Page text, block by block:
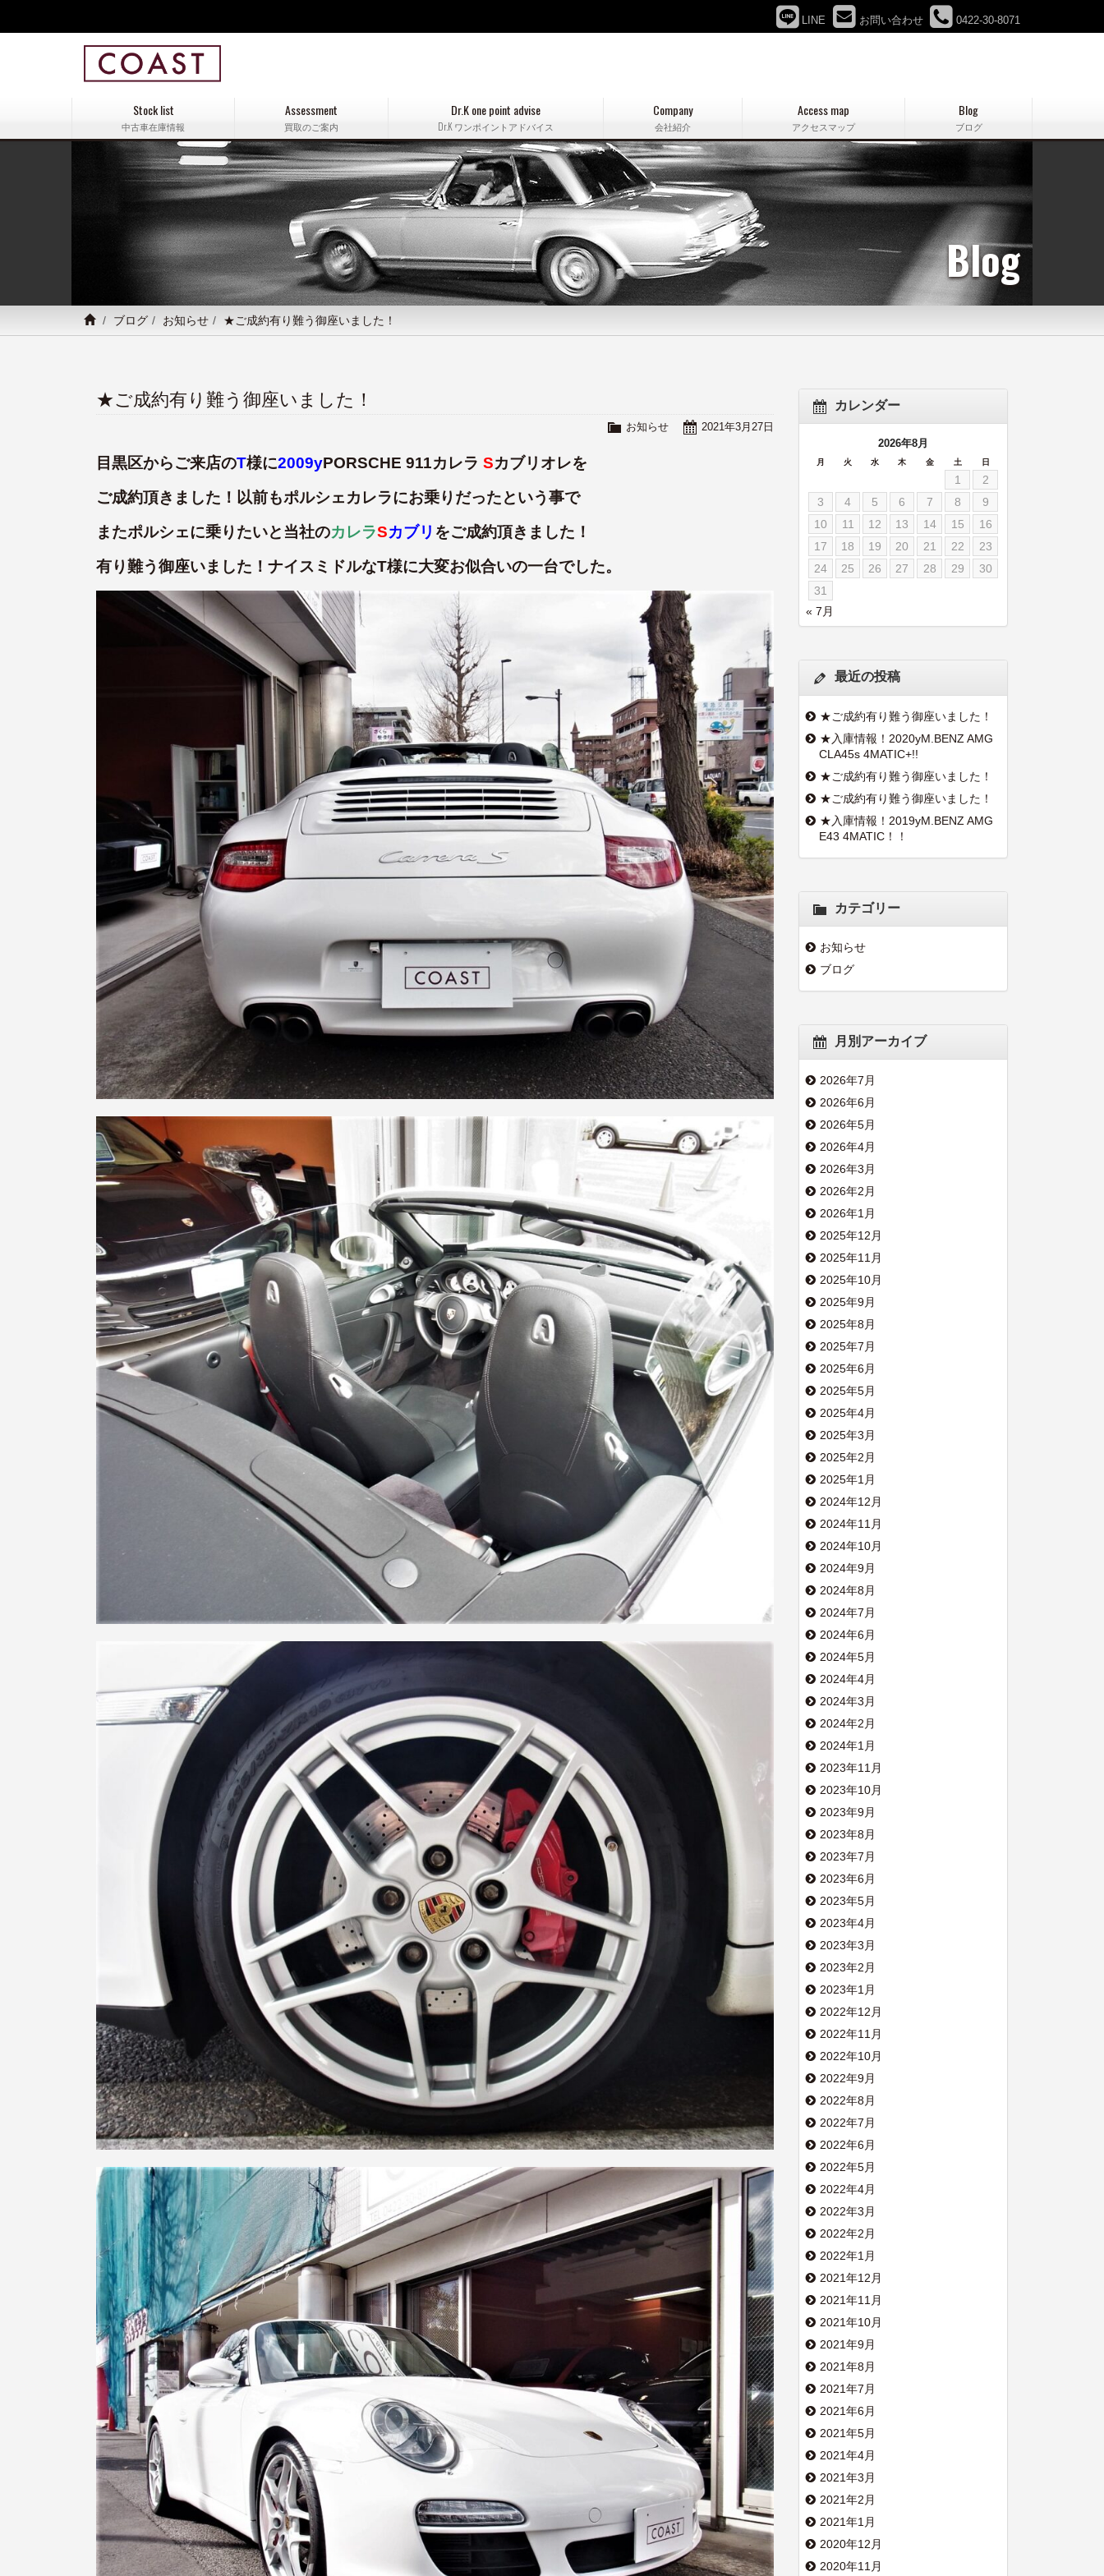
LINE お問い合わせ 0422-30-8071
Stock list
中古車在庫情報
Assessment
買取のご案内
Dr.K one point advise
Dr.K ワンポイントアドバイス
Company
会社紹介
Access map
アクセスマップ
Blog
ブログ
Blog
ブログ お知らせ ★ご成約有り難う御座いました！
★ご成約有り難う御座いました！
2021年3月27日
お知らせ
目黒区からご来店のT様に2009yPORSCHE 911カレラ Sカブリオレを
ご成約頂きました！以前もポルシェカレラにお乗りだったという事で
またポルシェに乗りたいと当社のカレラSカブリ をご成約頂きました！
有り難う御座いました！ナイスミドルなT様に大変お似合いの一台でした。
カレンダー
2026年8月
月 火 水 木 金 土 日
1
2
3
4 5 6 7 8
9
10
11 12 13 14 15
16
17
18 19 20 21 22
23
24
25 26 27 28 29
30
31
« 7月
最近の投稿
★ご成約有り難う御座いました！
★入庫情報！2020yM.BENZ AMG
CLA45s 4MATIC+!!
★ご成約有り難う御座いました！
★ご成約有り難う御座いました！
★入庫情報！2019yM.BENZ AMG
E43 4MATIC！！
カテゴリー
お知らせ
ブログ
月別アーカイブ
2026年7月
2026年6月
2026年5月
2026年4月
2026年3月
2026年2月
2026年1月
2025年12月
2025年11月
2025年10月
2025年9月
2025年8月
2025年7月
2025年6月
2025年5月
2025年4月
2025年3月
2025年2月
2025年1月
2024年12月
2024年11月
2024年10月
2024年9月
2024年8月
2024年7月
2024年6月
2024年5月
2024年4月
2024年3月
2024年2月
2024年1月
2023年11月
2023年10月
2023年9月
2023年8月
2023年7月
2023年6月
2023年5月
2023年4月
2023年3月
2023年2月
2023年1月
2022年12月
2022年11月
2022年10月
2022年9月
2022年8月
2022年7月
2022年6月
2022年5月
2022年4月
2022年3月
2022年2月
2022年1月
2021年12月
2021年11月
2021年10月
2021年9月
2021年8月
2021年7月
2021年6月
2021年5月
2021年4月
2021年3月
2021年2月
2021年1月
2020年12月
2020年11月